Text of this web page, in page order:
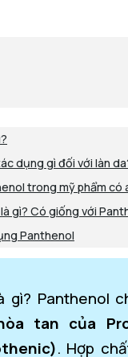
dụng gì đối với làn
trong mỹ phẩm có
gì? Có giống với
Panthenol
gì? Panthenol
tan của
. Hợp